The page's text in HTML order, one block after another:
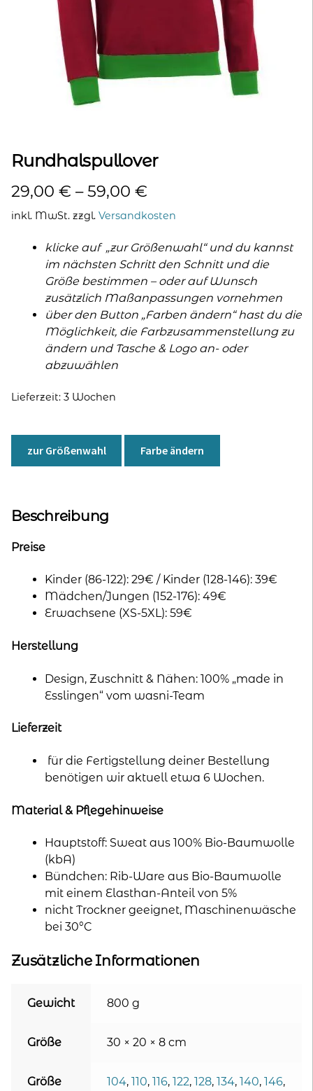
Rundhalspullover
29,00 € –59,00 €
inkl. MwSt. zzgl. Versandkosten
klicke auf „zur Größenwahl“ und du kannst
im nächsten Schritt den Schnitt und die
Größe bestimmen – oder auf Wunsch
zusätzlich Maßanpassungen vornehmen
über den Button „Farben ändern“ hast du die
Möglichkeit, die Farbzusammenstellung zu
ändern und Tasche & Logo an- oder
abzuwählen
Lieferzeit: 3 Wochen
zur Größenwahl Farbe ändern
Beschreibung
Preise
Kinder (86-122): 29€ / Kinder (128-146): 39€
Mädchen/Jungen (152-176): 49€
Erwachsene (XS-5XL): 59€
Herstellung
Design, Zuschnitt & Nähen: 100% „made in
Esslingen“ vom wasni-Team
Lieferzeit
für die Fertigstellung deiner Bestellung
benötigen wir aktuell etwa 6 Wochen.
Material & Pflegehinweise
Hauptstoff: Sweat aus 100% Bio-Baumwolle
(kbA)
Bündchen: Rib-Ware aus Bio-Baumwolle
mit einem Elasthan-Anteil von 5%
nicht Trockner geeignet, Maschinenwäsche
bei 30°C
Zusätzliche Informationen
Gewicht 800 g
Größe 30 × 20 × 8 cm
Größe 104, 110, 116, 122, 128, 134, 140, 146,